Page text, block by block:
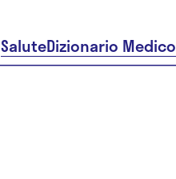
SaluteDizionario Medico